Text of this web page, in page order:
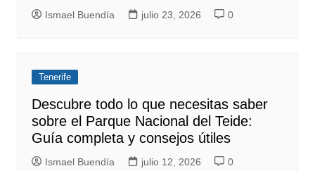
Ismael Buendía julio 23, 2026 0
Tenerife
Descubre todo lo que necesitas saber
sobre el Parque Nacional del Teide:
Guía completa y consejos útiles
Ismael Buendía julio 12, 2026 0